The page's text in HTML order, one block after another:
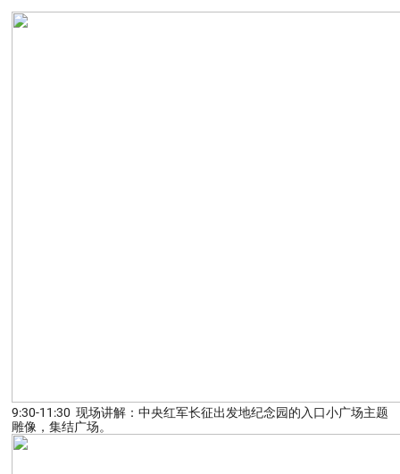
9:30-11:30 现场讲解：中央红军长征出发地纪念园的入口小广场主题
雕像，集结广场。